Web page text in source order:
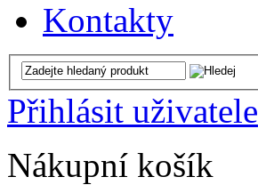
Kontakty
Přihlásit uživatele
Nákupní košík